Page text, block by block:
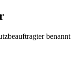
benannt